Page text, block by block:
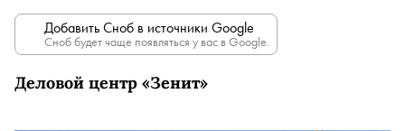
Добавить Сноб в источники Google
Сноб будет чаще появляться у вас в Google.
Деловой центр «Зенит»